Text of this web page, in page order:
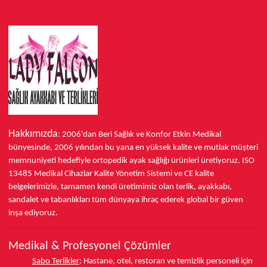
Hakkımızda: 2006'dan Beri Sağlık ve Konfor Etkin Medikal
bünyesinde, 2006 yılından bu yana en yüksek kalite ve mutlak müşteri
memnuniyeti hedefiyle ortopedik ayak sağlığı ürünleri üretiyoruz. ISO
13485 Medikal Cihazlar Kalite Yönetim Sistemi ve CE kalite
belgelerimizle, tamamen kendi üretimimiz olan terlik, ayakkabı,
sandalet ve tabanlıkları tüm dünyaya ihraç ederek global bir güven
inşa ediyoruz.
Medikal & Profesyonel Çözümler
Sabo Terlikler: Hastane, otel, restoran ve temizlik personeli için